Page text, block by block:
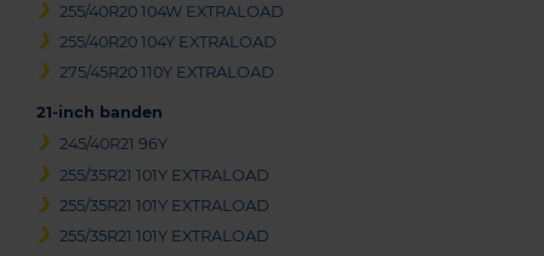
255/40R20 104W EXTRALOAD
255/40R20 104Y EXTRALOAD
275/45R20 110Y EXTRALOAD
21-inch banden
245/40R21 96Y
255/35R21 101Y EXTRALOAD
255/35R21 101Y EXTRALOAD
255/35R21 101Y EXTRALOAD